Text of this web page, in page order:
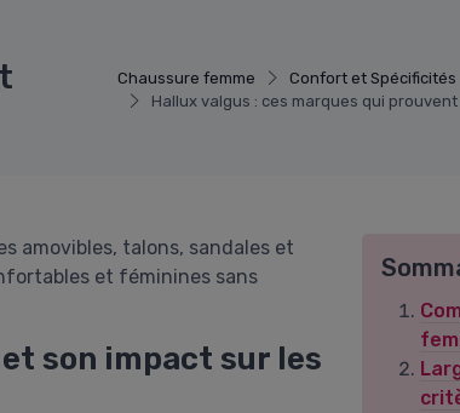
Chaussure femme Confort et Spécificités
Hallux valgus : ces marques qui
amovibles, talons, sandales et
et féminines sans
son impact sur les